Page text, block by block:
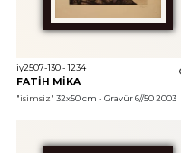
iy2507-130 - 1234
FATİH MİKA
"isimsiz" 32x50 cm - Gravür 6//50 2003